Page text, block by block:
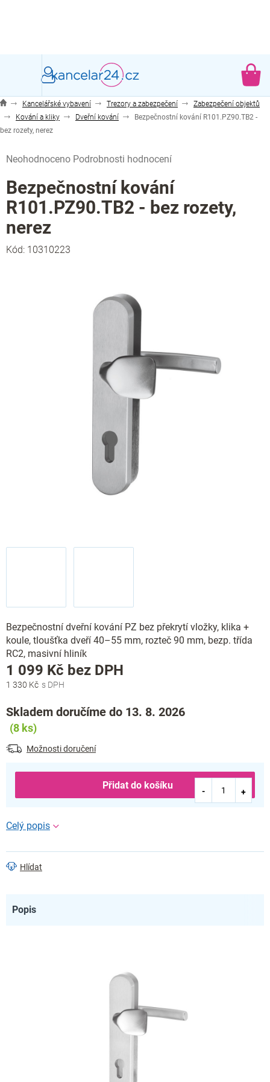
Kancelářské vybavení Trezory a zabezpečení
Zabezpečení objektů
Kování a kliky
Dveřní kování
Bezpečnostní kování R101.PZ90.TB2 -
bez rozety, nerez
hodnocení
produktu
je
0,0
z
5
hvězdiček.
Neohodnoceno Podrobnosti hodnocení
Bezpečnostní kování
R101.PZ90.TB2 - bez rozety,
nerez
Kód: 10310223
Bezpečnostní dveřní kování PZ bez překrytí vložky, klika +
koule, tloušťka dveří 40–55 mm, rozteč 90 mm, bezp. třída
RC2, masivní hliník
1 330 Kč
1 099 Kč bez DPH
Skladem doručíme do 13. 8. 2026
(8 ks)
Možnosti doručení
Přidat do košíku
Hlídat
Popis